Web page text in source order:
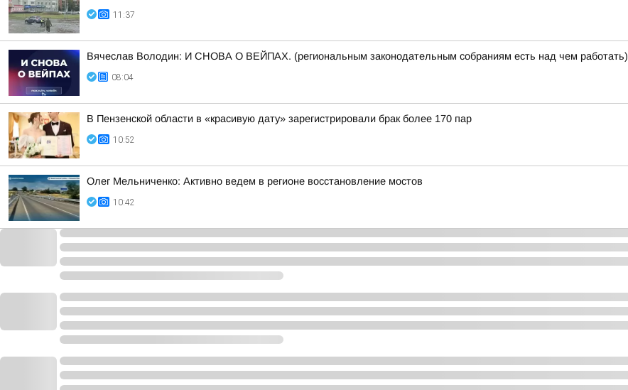
11:37
Вячеслав Володин: И СНОВА О ВЕЙПАХ. (региональным законодательным собраниям есть над чем работать)
08:04
В Пензенской области в «красивую дату» зарегистрировали брак более 170 пар
10:52
Олег Мельниченко: Активно ведем в регионе восстановление мостов
10:42